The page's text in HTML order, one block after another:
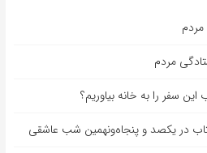
مردم
سفر را به خانه بیاوریم؟
در یکصد و پنجاه‌ونهمین شب عاشقی